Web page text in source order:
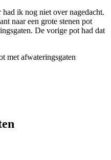
ik nog niet over nagedacht.
naar een grote stenen pot
De vorige pot had dat
met afwateringsgaten